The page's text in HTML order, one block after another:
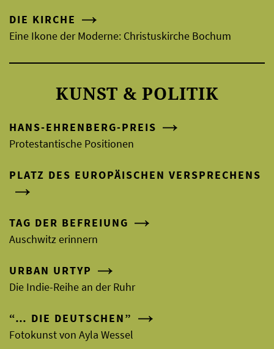
DIE KIRCHE
Eine Ikone der Moderne: Christuskirche Bochum
KUNST & POLITIK
HANS-EHRENBERG-PREIS
Protestantische Positionen
PLATZ DES EUROPÄISCHEN VERSPRECHENS
TAG DER BEFREIUNG
Auschwitz erinnern
URBAN URTYP
Die Indie-Reihe an der Ruhr
“… DIE DEUTSCHEN”
Fotokunst von Ayla Wessel